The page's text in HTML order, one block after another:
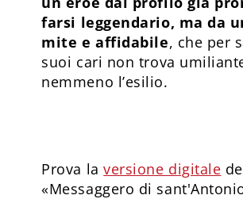
farsi leggendario, ma da
mite e affidabile, che per
suoi cari non trova
nemmeno l’esilio.
Prova laversione digitale
«Messaggero di